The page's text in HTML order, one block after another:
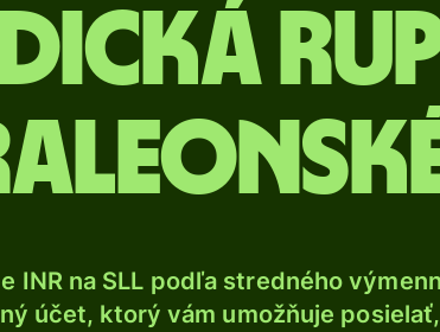
INR na SLL podľa stredného
účet, ktorý vám umožňuje